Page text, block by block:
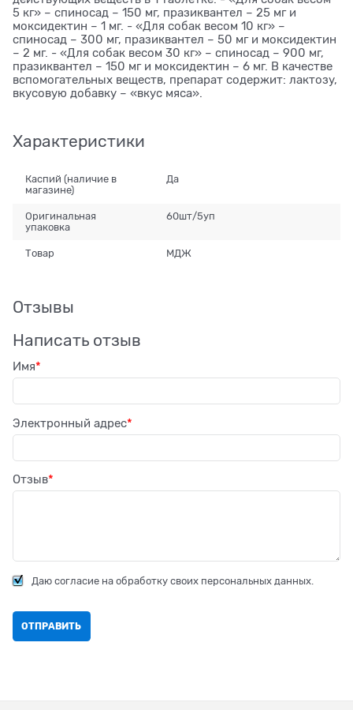
5 кг» – спиносад – 150 мг, празиквантел – 25 мг и
моксидектин – 1 мг. - «Для собак весом 10 кг» –
спиносад – 300 мг, празиквантел – 50 мг и моксидектин
– 2 мг. - «Для собак весом 30 кг» – спиносад – 900 мг,
празиквантел – 150 мг и моксидектин – 6 мг. В качестве
вспомогательных веществ, препарат содержит: лактозу,
вкусовую добавку – «вкус мяса».
Характеристики
Каспий (наличие в
магазине)
Да
Оригинальная
упаковка
60шт/5уп
Товар МДЖ
Отзывы
Написать отзыв
Имя
Электронный адрес
Отзыв
Даю согласие на обработку своих персональных данных.